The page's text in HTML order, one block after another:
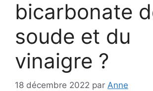
bicarbonate
soude et du
vinaigre ?
18 décembre 2022 par Anne